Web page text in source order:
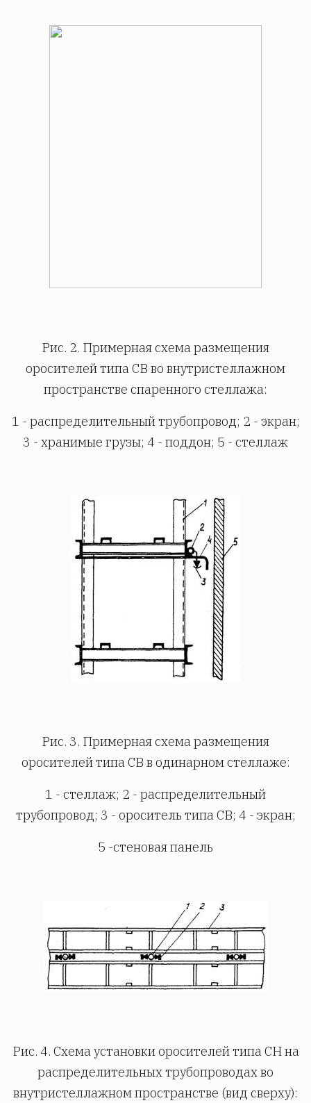
Рис. 2. Примерная схема размещения
оросителей типа СВ во внутристеллажном
пространстве спаренного стеллажа:
1 - распределительный трубопровод; 2 - экран;
3 - хранимые грузы; 4 - поддон; 5 - стеллаж
Рис. 3. Примерная схема размещения
оросителей типа СВ в одинарном стеллаже:
1 - стеллаж; 2 - распределительный
трубопровод; 3 - ороситель типа СВ; 4 - экран;
5 -стеновая панель
Рис. 4. Схема установки оросителей типа СН на
распределительных трубопроводах во
внутристеллажном пространстве (вид сверху):